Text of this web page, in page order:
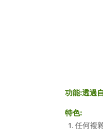
功能:透過
特色:
任何複